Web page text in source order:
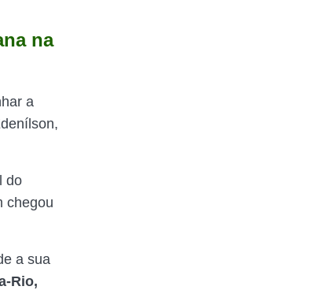
na
a
do
chegou
a sua
Rio,